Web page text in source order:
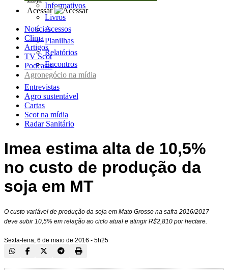
Informativos
Livros
Acessos
Planilhas
Relatórios
Encontros
Acessar
Notícias
Clima
Artigos
TV Scot
Podcasts
Agronegócio na mídia
Entrevistas
Agro sustentável
Cartas
Scot na mídia
Radar Sanitário
Imea estima alta de 10,5%
no custo de produção da
soja em MT
O custo variável de produção da soja em Mato Grosso na safra 2016/2017
deve subir 10,5% em relação ao ciclo atual e atingir R$2,810 por hectare.
Sexta-feira, 6 de maio de 2016 - 5h25